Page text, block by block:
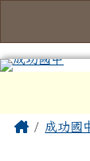
主內容
Home成功國
頁尾區域